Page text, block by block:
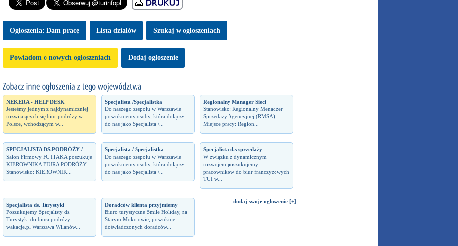
Ogłoszenia: Dam pracę Lista dzialów Szukaj w ogłoszeniach
Powiadom o nowych ogłoszeniach Dodaj ogłoszenie
NEKERA - HELP DESK
Jesteśmy jednym z najdynamiczniej
rozwijających się biur podróży w
Polsce, wchodzącym w...
Specjalista /Specjalistka
Do naszego zespołu w Warszawie
poszukujemy osoby, która dołączy
do nas jako Specjalista /...
Regionalny Manager Sieci
Stanowisko: Regionalny Menadżer
Sprzedaży Agencyjnej (RMSA)
Miejsce pracy: Region...
SPECJALISTA DS.PODRÓŻY /
Salon Firmowy FC ITAKA poszukuje
KIEROWNIKA BIURA PODRÓŻY
Stanowisko: KIEROWNIK...
Specjalista / Specjalistka
Do naszego zespołu w Warszawie
poszukujemy osoby, która dołączy
do nas jako Specjalista /...
Specjalista d.s sprzedaży
W związku z dynamicznym
rozwojem poszukujemy
pracowników do biur franczyzowych
TUI w...
Specjalista ds. Turystyki
Poszukujemy Specjalisty ds.
Turystyki do biura podróży
wakacje.pl Warszawa Wilanów...
Doradców klienta przyjmiemy
Biuro turystyczne Smile Holiday, na
Starym Mokotowie, poszukuje
doświadczonych doradców...
dodaj swoje ogłoszenie [+]